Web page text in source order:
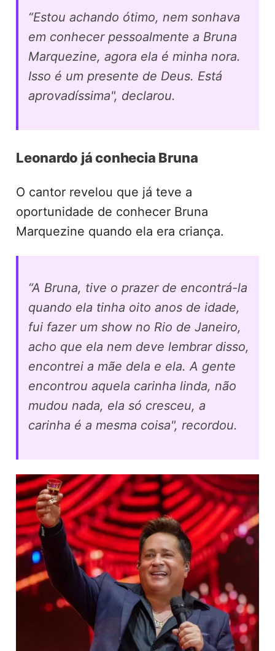
“Estou achando ótimo, nem sonhava
em conhecer pessoalmente a Bruna
Marquezine, agora ela é minha nora.
Isso é um presente de Deus. Está
aprovadíssima", declarou.
Leonardo já conhecia Bruna
O cantor revelou que já teve a
oportunidade de conhecer Bruna
Marquezine quando ela era criança.
“A Bruna, tive o prazer de encontrá-la
quando ela tinha oito anos de idade,
fui fazer um show no Rio de Janeiro,
acho que ela nem deve lembrar disso,
encontrei a mãe dela e ela. A gente
encontrou aquela carinha linda, não
mudou nada, ela só cresceu, a
carinha é a mesma coisa", recordou.